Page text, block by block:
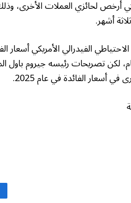
أرخص لحائزي العملات الأخرى،
أشهر.
لكن تصريحات رئيسه جيروم
أسعار الفائدة في عام 2025.